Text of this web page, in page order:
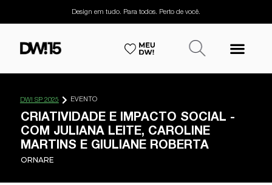
Design em tudo. Para todos. Perto de você.
DW! SP 2025 EVENTO
CRIATIVIDADE E IMPACTO SOCIAL -
COM JULIANA LEITE, CAROLINE
MARTINS E GIULIANE ROBERTA
ORNARE